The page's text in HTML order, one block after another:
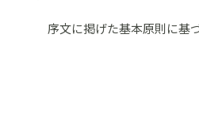
序文に掲げた基本原則に基